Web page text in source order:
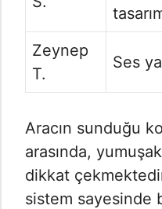
Zeynep
T.
Ses
Aracın sunduğu
arasında,
dikkat
sistem sayesinde